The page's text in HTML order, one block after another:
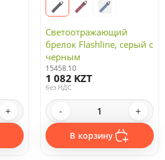
+
Светоотражающий
брелок Flashline, серый с
черным
15458.10
1 082 KZT
без НДС
- +
В корзину